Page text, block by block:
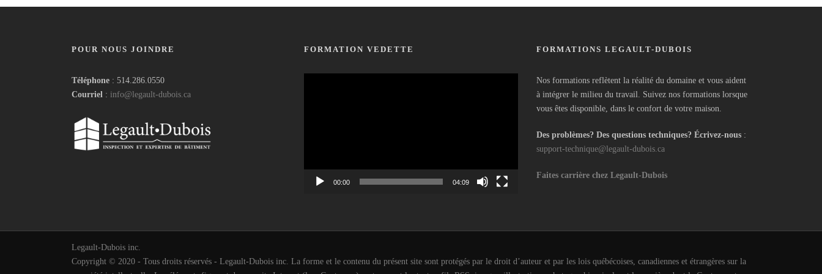
POUR NOUS JOINDRE
Téléphone : 514.286.0550
Courriel : info@legault-dubois.ca
FORMATION VEDETTE
00:00 04:09
FORMATIONS LEGAULT-DUBOIS
Nos formations reflètent la réalité du domaine et vous aident
à intégrer le milieu du travail. Suivez nos formations lorsque
vous êtes disponible, dans le confort de votre maison.
Des problèmes? Des questions techniques? Écrivez-nous:
support-technique@legault-dubois.ca
Faites carrière chez Legault-Dubois
Legault-Dubois inc.
Copyright © 2020 - Tous droits réservés - Legault-Dubois inc. La forme et le contenu du présent site sont protégés par le droit d’auteur et par les lois québécoises, canadiennes et étrangères sur la